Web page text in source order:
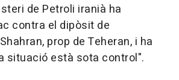
de Petroli iranià ha
contra el dipòsit de
prop de Teheran, i ha
situació està sota control".